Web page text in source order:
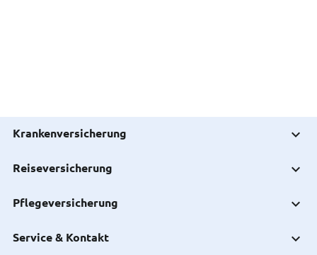
Krankenversicherung
Reiseversicherung
Pflegeversicherung
Service & Kontakt